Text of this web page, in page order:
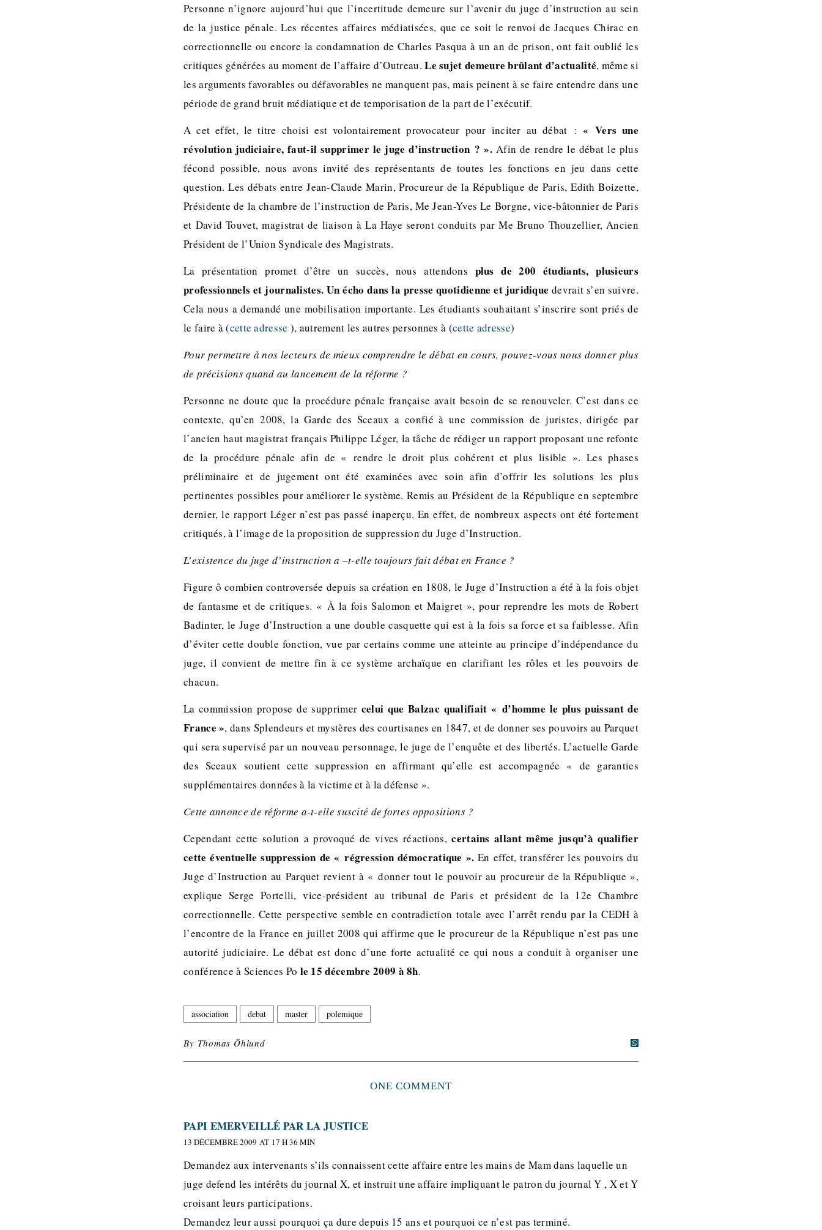
Personne n’ignore aujourd’hui que l’incertitude demeure sur l’avenir du juge d’instruction au sein
de la justice pénale. Les récentes affaires médiatisées, que ce soit le renvoi de Jacques Chirac en
correctionnelle ou encore la condamnation de Charles Pasqua à un an de prison, ont fait oublié les
critiques générées au moment de l’affaire d’Outreau.Le sujet demeure brûlant d’actualité, même si
les arguments favorables ou défavorables ne manquent pas, mais peinent à se faire entendre dans une
période de grand bruit médiatique et de temporisation de la part de l’exécutif.
A cet effet, le titre choisi est volontairement provocateur pour inciter au débat : « Vers une
révolution judiciaire, faut-il supprimer le juge d’instruction ? ». Afin de rendre le débat le plus
fécond possible, nous avons invité des représentants de toutes les fonctions en jeu dans cette
question. Les débats entre Jean-Claude Marin, Procureur de la République de Paris, Edith Boizette,
Présidente de la chambre de l’instruction de Paris, Me Jean-Yves Le Borgne, vice-bâtonnier de Paris
et David Touvet, magistrat de liaison à La Haye seront conduits par Me Bruno Thouzellier, Ancien
Président de l’Union Syndicale des Magistrats.
La présentation promet d’être un succès, nous attendons plus de 200 étudiants, plusieurs
professionnels et journalistes. Un écho dans la presse quotidienne et juridique devrait s’en suivre.
Cela nous a demandé une mobilisation importante. Les étudiants souhaitant s’inscrire sont priés de
le faire à (cette adresse ), autrement les autres personnes à (cette adresse)
Pour permettre à nos lecteurs de mieux comprendre le débat en cours, pouvez-vous nous donner plus
de précisions quand au lancement de la réforme ?
Personne ne doute que la procédure pénale française avait besoin de se renouveler. C’est dans ce
contexte, qu’en 2008, la Garde des Sceaux a confié à une commission de juristes, dirigée par
l’ancien haut magistrat français Philippe Léger, la tâche de rédiger un rapport proposant une refonte
de la procédure pénale afin de « rendre le droit plus cohérent et plus lisible ». Les phases
préliminaire et de jugement ont été examinées avec soin afin d’offrir les solutions les plus
pertinentes possibles pour améliorer le système. Remis au Président de la République en septembre
dernier, le rapport Léger n’est pas passé inaperçu. En effet, de nombreux aspects ont été fortement
critiqués, à l’image de la proposition de suppression du Juge d’Instruction.
L’existence du juge d’instruction a –t-elle toujours fait débat en France ?
Figure ô combien controversée depuis sa création en 1808, le Juge d’Instruction a été à la fois objet
de fantasme et de critiques. « À la fois Salomon et Maigret », pour reprendre les mots de Robert
Badinter, le Juge d’Instruction a une double casquette qui est à la fois sa force et sa faiblesse. Afin
d’éviter cette double fonction, vue par certains comme une atteinte au principe d’indépendance du
juge, il convient de mettre fin à ce système archaïque en clarifiant les rôles et les pouvoirs de
chacun.
La commission propose de supprimer celui que Balzac qualifiait « d’homme le plus puissant de
France », dans Splendeurs et mystères des courtisanes en 1847, et de donner ses pouvoirs au Parquet
qui sera supervisé par un nouveau personnage, le juge de l’enquête et des libertés. L’actuelle Garde
des Sceaux soutient cette suppression en affirmant qu’elle est accompagnée « de garanties
supplémentaires données à la victime et à la défense ».
Cette annonce de réforme a-t-elle suscité de fortes oppositions ?
Cependant cette solution a provoqué de vives réactions,certains allant même jusqu’à qualifier
cette éventuelle suppression de « régression démocratique ». En effet, transférer les pouvoirs du
Juge d’Instruction au Parquet revient à « donner tout le pouvoir au procureur de la République »,
explique Serge Portelli, vice-président au tribunal de Paris et président de la 12e Chambre
correctionnelle. Cette perspective semble en contradiction totale avec l’arrêt rendu par la CEDH à
l’encontre de la France en juillet 2008 qui affirme que le procureur de la République n’est pas une
autorité judiciaire. Le débat est donc d’une forte actualité ce qui nous a conduit à organiser une
conférence à Sciences Po le 15 décembre 2009 à 8h.
association debat master polemique
By Thomas Öhlund
ONE COMMENT
PAPI EMERVEILLÉ PAR LA JUSTICE
13 DÉCEMBRE 2009 AT 17 H 36 MIN
Demandez aux intervenants s’ils connaissent cette affaire entre les mains de Mam dans laquelle un
juge defend les intérêts du journal X, et instruit une affaire impliquant le patron du journal Y , X et Y
croisant leurs participations.
Demandez leur aussi pourquoi ça dure depuis 15 ans et pourquoi ce n’est pas terminé.